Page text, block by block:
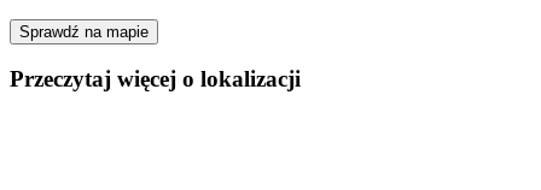
Sprawdź na mapie
Przeczytaj więcej o lokalizacji